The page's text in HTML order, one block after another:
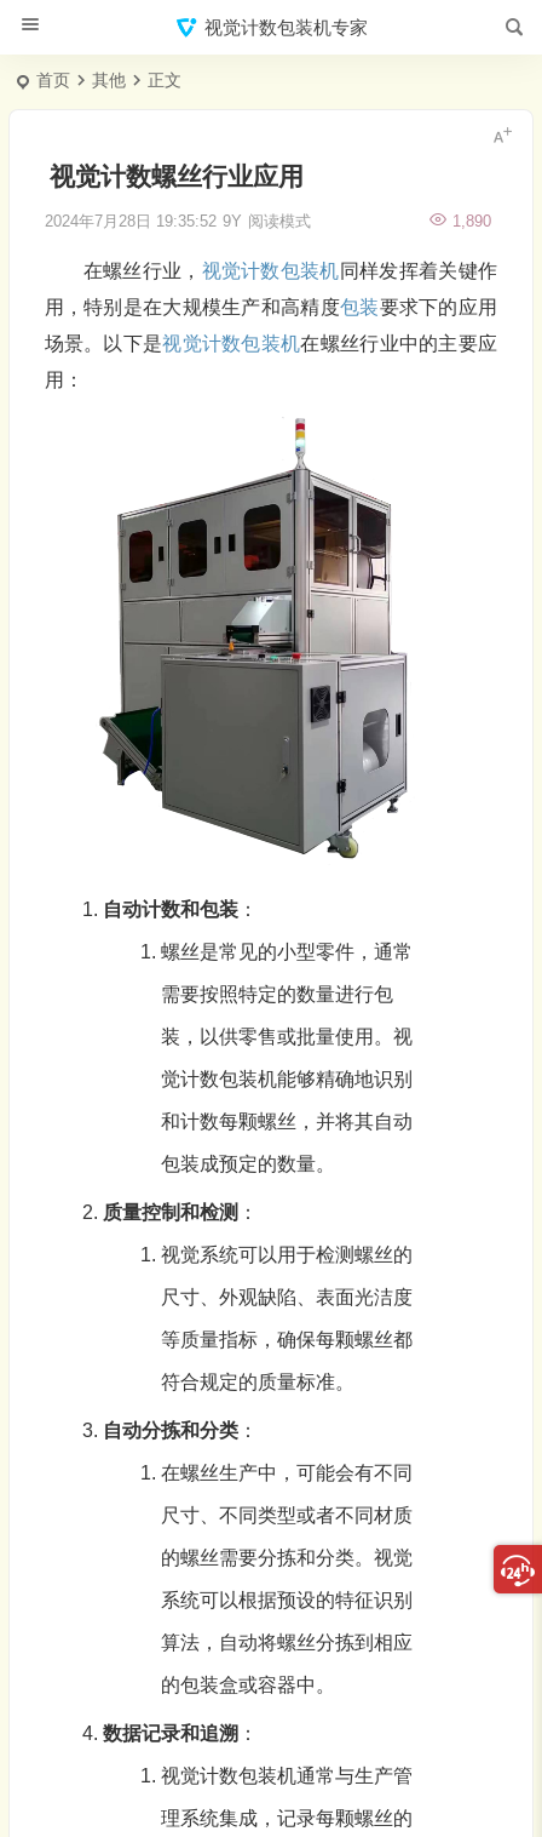
视觉计数包装机专家
首页 其他 正文
视觉计数螺丝行业应用
2024年7月28日 19:35:52 9Y 1,890
阅读模式
在螺丝行业， 视觉计数包装机同样发挥着关键作
用，特别是在大规模生产和高精度包装要求下的应用
场景。以下是视觉计数包装机在螺丝行业中的主要应
用：
自动计数和包装：
螺丝是常见的小型零件，通常
需要按照特定的数量进行包
装 ，以供零售或批量使用。 视
觉计数包装机能够精确地识别
和计数每颗螺丝，并将其自动
包装成预定的数量。
质量控制和检测 ：
视觉系统可以用于检测螺丝的
尺寸、外观缺陷、表面光洁度
等质量指标，确保每颗螺丝都
符合规定的质量标准。
自动分拣和分类：
在螺丝生产中，可能会有不同
尺寸、不同类型或者不同材质
的螺丝需要分拣和分类。视觉
系统可以根据预设的特征识别
算法，自动将螺丝分拣到相应
的包装盒或容器中。
数据记录和追溯 ：
视觉计数包装机通常与生产管
理系统集成，记录每颗螺丝的